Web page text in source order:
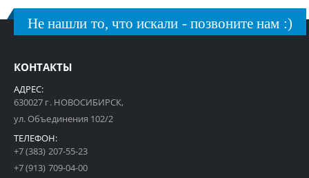
Не нашли то, что искали - позвоните нам :)
КОНТАКТЫ
АДРЕС:
630027 г. НОВОСИБИРСК,
ул. Объединения 102/2
ТЕЛЕФОН:
+7 (383) 207-55-23
+7 (913) 709-04-00